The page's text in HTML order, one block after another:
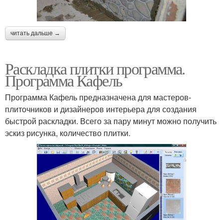
читать дальше →
Раскладка плитки программа.
Программа Кафель
Программа Кафель предназначена для мастеров-
плиточников и дизайнеров интерьера для создания
быстрой раскладки. Всего за пару минут можно получить
эскиз рисунка, количество плитки.